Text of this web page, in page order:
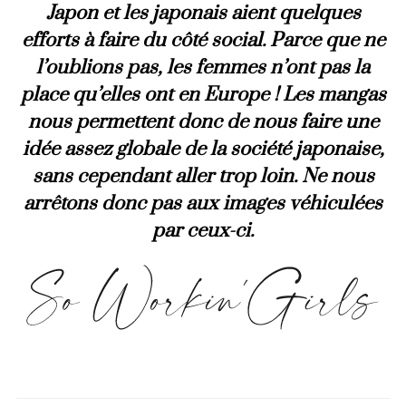
Japon et les japonais aient quelques
efforts à faire du côté social. Parce que ne
l’oublions pas, les femmes n’ont pas la
place qu’elles ont en Europe ! Les mangas
nous permettent donc de nous faire une
idée assez globale de la société japonaise,
sans cependant aller trop loin. Ne nous
arrêtons donc pas aux images véhiculées
par ceux-ci.